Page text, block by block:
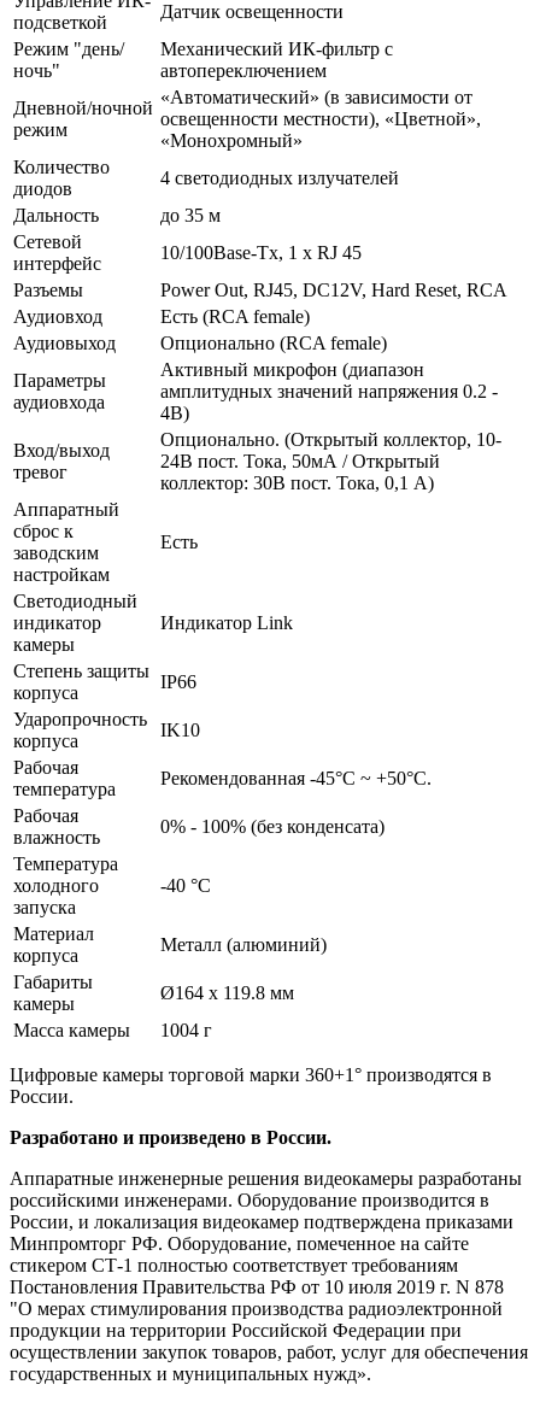
подсветкой
Датчик освещенности
Режим "день/
ночь"
Механический ИК-фильтр с
автопереключением
Дневной/ночной
режим
«Автоматический» (в зависимости от
освещенности местности), «Цветной»,
«Монохромный»
Количество
диодов
4 светодиодных излучателей
Дальность
до 35 м
Сетевой
интерфейс
10/100Base-Tx, 1 х RJ 45
Разъемы
Power Out, RJ45, DC12V, Hard Reset, RCA
Аудиовход
Есть (RCA female)
Аудиовыход
Опционально (RCA female)
Параметры
аудиовхода
Активный микрофон (диапазон
амплитудных значений напряжения 0.2 -
4В)
Вход/выход
тревог
Опционально. (Открытый коллектор, 10-
24В пост. Тока, 50мА / Открытый
коллектор: 30В пост. Тока, 0,1 А)
Аппаратный
сброс к
заводским
настройкам
Есть
Светодиодный
индикатор
камеры
Индикатор Link
Степень защиты
корпуса
IP66
Ударопрочность
корпуса
IK10
Рабочая
температура
Рекомендованная -45°С ~ +50°С.
Рабочая
влажность
0% - 100% (без конденсата)
Температура
холодного
запуска
-40 °C
Материал
корпуса
Металл (алюминий)
Габариты
камеры
Ø164 х 119.8 мм
Масса камеры
1004 г
Цифровые камеры торговой марки 360+1° производятся в
России.
Разработано и произведено в России.
Аппаратные инженерные решения видеокамеры разработаны
российскими инженерами. Оборудование производится в
России, и локализация видеокамер подтверждена приказами
Минпромторг РФ. Оборудование, помеченное на сайте
стикером СТ-1 полностью соответствует требованиям
Постановления Правительства РФ от 10 июля 2019 г. N 878
"О мерах стимулирования производства радиоэлектронной
продукции на территории Российской Федерации при
осуществлении закупок товаров, работ, услуг для обеспечения
государственных и муниципальных нужд».